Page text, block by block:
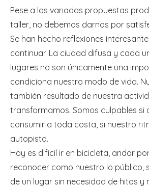
Pese a las variadas propuestas
taller, no debemos darnos por
Se han hecho reflexiones
continuar. La ciudad difusa y cada
lugares no son únicamente una
condiciona nuestro modo de vida.
también resultado de nuestra
transformamos. Somos culpables si
consumir a toda costa, si nuestro
autopista.
Hoy es difícil ir en bicicleta, andar
reconocer como nuestro lo público,
de un lugar sin necesidad de hitos y